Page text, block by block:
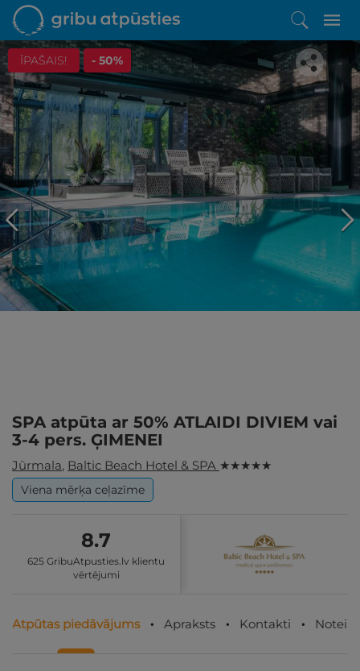
ĪPAŠAIS! - 50%
Iepatikās šis piedāvājums?
Līdz brīnišķīgai atpūtai atlikuši tikai daži soļi
PĒRKU
SPA atpūta ar 50% ATLAIDI DIVIEM vai
3-4 pers. ĢIMENEI
Jūrmala, Baltic Beach Hotel & SPA ★ ★ ★ ★ ★
Viena mērķa ceļazīme
8.7
625 GribuAtpusties.lv klientu
vērtējumi
Atpūtas piedāvājums Apraksts Kontakti